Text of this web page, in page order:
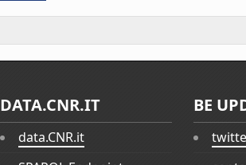
DATA.CNR.IT
data.CNR.it
BE